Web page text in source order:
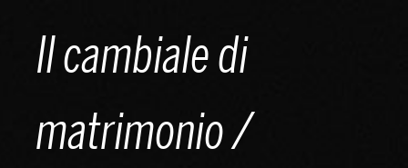
Il cambiale di
matrimonio /